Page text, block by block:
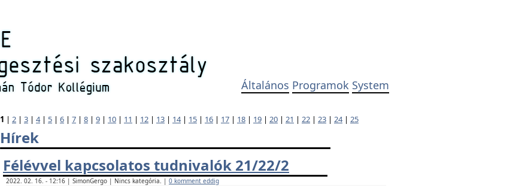
Általános Programok System
1 | 2 | 3 | 4| 5 | 6 | 7 | 8 | 9 | 10 | 11 | 12 | 13 | 14| 15 | 16 | 17 | 18 | 19 | 20 | 21 | 22 | 23 | 24| 25
Hírek
Félévvel kapcsolatos tudnivalók 21/22/2
2022. 02. 16. - 12:16 | SimonGergo | Nincs kategória. | 0 komment eddig